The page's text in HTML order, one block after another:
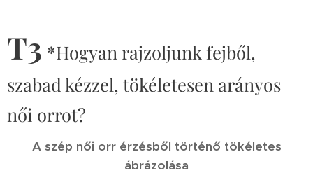
T3 *Hogyan rajzoljunk fejből,
szabad kézzel, tökéletesen arányos
női orrot?
A szép női orr érzésből történő tökéletes
ábrázolása